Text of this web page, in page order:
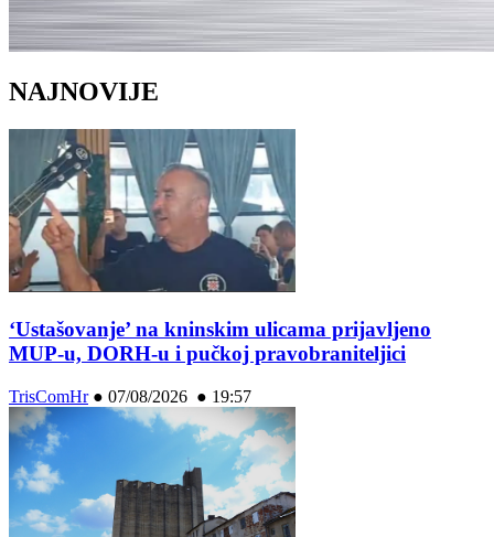
NAJNOVIJE
‘Ustašovanje’ na kninskim ulicama prijavljeno
MUP-u, DORH-u i pučkoj pravobraniteljici
TrisComHr● 07/08/2026 ● 19:57